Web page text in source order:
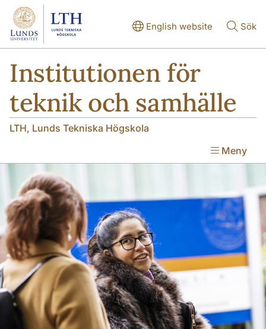
Hoppa till huvudinnehåll
Hoppa till huvudinnehåll
English website Sök
Institutionen för
teknik och samhälle
LTH, Lunds Tekniska Högskola
Meny